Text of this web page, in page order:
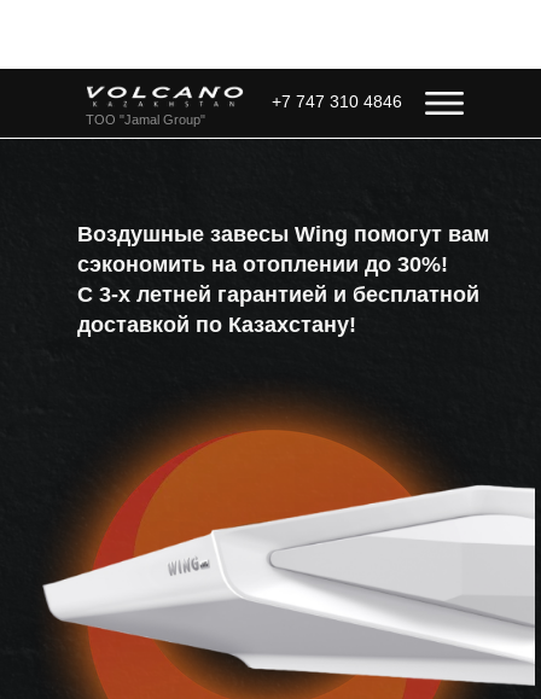
ТОО "Jamal Group"
+7 747 310 4846
Воздушные завесы Wing помогут вам
сэкономить на отоплении до 30%!
С 3-х летней гарантией и бесплатной
доставкой по Казахстану!